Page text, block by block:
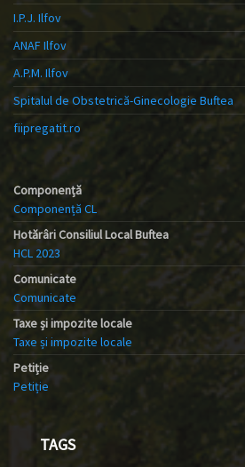
I.P.J. Ilfov
ANAF Ilfov
A.P.M. Ilfov
Spitalul de Obstetrică-Ginecologie Buftea
fiipregatit.ro
Componență
Componență CL
Hotărâri Consiliul Local Buftea
HCL 2023
Comunicate
Comunicate
Taxe și impozite locale
Taxe și impozite locale
Petiție
Petiție
TAGS